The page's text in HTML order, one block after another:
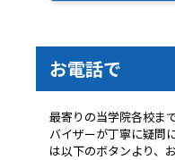
お電話で
最寄りの当学院各校ま
バイザーが丁寧に疑問
は以下のボタンより、